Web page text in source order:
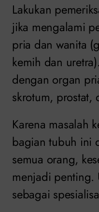
Lakukan
jika mengalami
pria dan wanita
kemih dan
dengan organ
skrotum, prostat,
Karena masalah
bagian tubuh ini
semua orang,
menjadi
sebagai